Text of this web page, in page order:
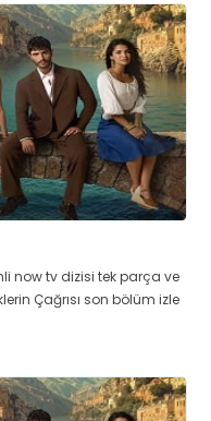
now tv dizisi tek parça ve
Çağrısı son bölüm izle